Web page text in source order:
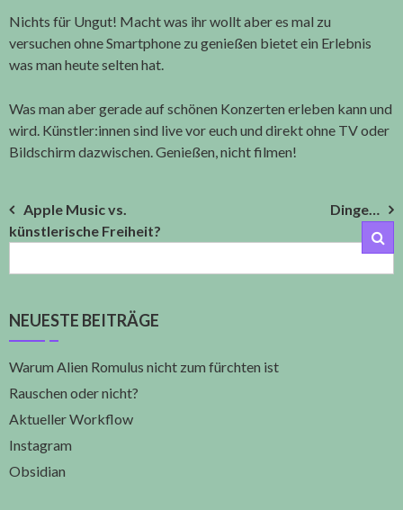
Nichts für Ungut! Macht was ihr wollt aber es mal zu
versuchen ohne Smartphone zu genießen bietet ein Erlebnis
was man heute selten hat.
Was man aber gerade auf schönen Konzerten erleben kann und
wird. Künstler:innen sind live vor euch und direkt ohne TV oder
Bildschirm dazwischen. Genießen, nicht filmen!
Beitragsnavigation
Apple Music vs.
künstlerische Freiheit?
Dinge…
NEUESTE BEITRÄGE
Warum Alien Romulus nicht zum fürchten ist
Rauschen oder nicht?
Aktueller Workflow
Instagram
Obsidian